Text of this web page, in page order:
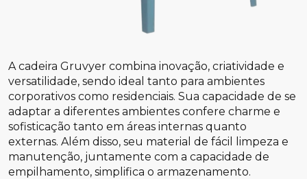
A cadeira Gruvyer combina inovação, criatividade e
versatilidade, sendo ideal tanto para ambientes
corporativos como residenciais. Sua capacidade de se
adaptar a diferentes ambientes confere charme e
sofisticação tanto em áreas internas quanto
externas. Além disso, seu material de fácil limpeza e
manutenção, juntamente com a capacidade de
empilhamento, simplifica o armazenamento.